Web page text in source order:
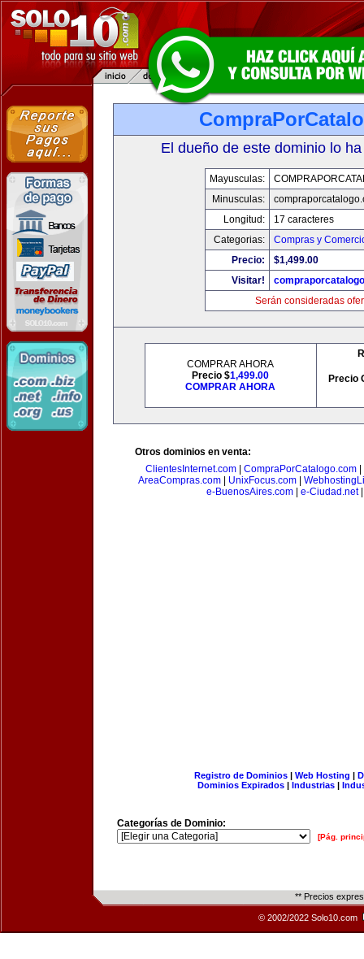
El dueño de este dominio lo
Mayusculas:
Minusculas:
Longitud:
17 caracteres
Categorias:
Compras y
Precio:
$1,499.00
Visitar!
Serán consideradas
COMPRAR AHORA
Precio $1,499.00
COMPRAR AHORA
Precio
Otros dominios en venta:
ClientesInternet.com
CompraPorCatalogo.com
AreaCompras.com
UnixFocus.com
e-BuenosAires.com| e-Ciudad.net
Registro de Dominios| Web Hosting |
Dominios Expirados | Industrias |
Categorías de Dominio:
[Pág.
** Precios
© 2002/2022 Solo10.com